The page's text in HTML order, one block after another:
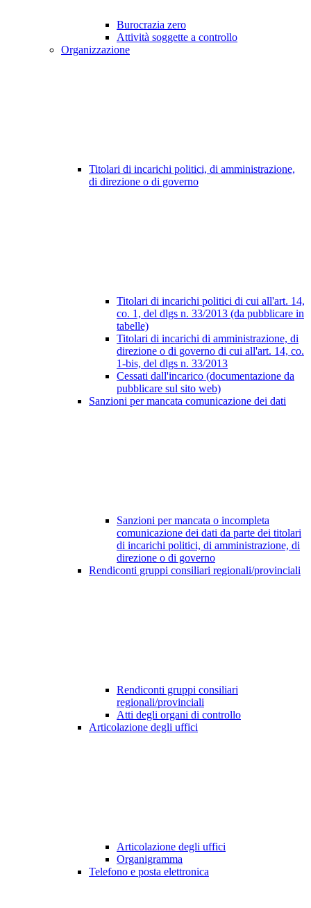
Burocrazia zero
Attività soggette a controllo
Organizzazione
Titolari di incarichi politici, di amministrazione,
di direzione o di governo
Titolari di incarichi politici di cui all'art. 14,
co. 1, del dlgs n. 33/2013 (da pubblicare in
tabelle)
Titolari di incarichi di amministrazione, di
direzione o di governo di cui all'art. 14, co.
1-bis, del dlgs n. 33/2013
Cessati dall'incarico (documentazione da
pubblicare sul sito web)
Sanzioni per mancata comunicazione dei dati
Sanzioni per mancata o incompleta
comunicazione dei dati da parte dei titolari
di incarichi politici, di amministrazione, di
direzione o di governo
Rendiconti gruppi consiliari regionali/provinciali
Rendiconti gruppi consiliari
regionali/provinciali
Atti degli organi di controllo
Articolazione degli uffici
Articolazione degli uffici
Organigramma
Telefono e posta elettronica